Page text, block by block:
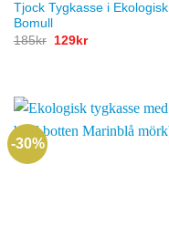
Tjock Tygkasse i Ekologisk
Bomull
185kr
Det
129krDet
-30%